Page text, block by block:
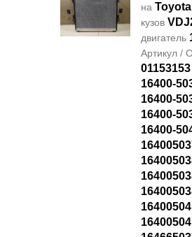
на
кузов
двигатель
Артикул /
16400-
16400-
16400-
16400-